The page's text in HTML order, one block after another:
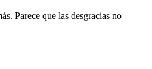
Parece que las desgracias no